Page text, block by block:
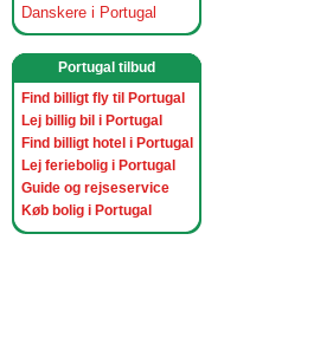
Danskere i Portugal
Portugal tilbud
Find billigt fly til Portugal
Lej billig bil i Portugal
Find billigt hotel i Portugal
Lej feriebolig i Portugal
Guide og rejseservice
Køb bolig i Portugal